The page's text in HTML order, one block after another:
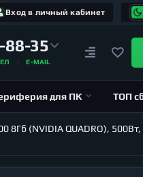
Вход в личный кабинет
88-35
E-MAIL
для ПК ТОП
8Гб (NVIDIA QUADRO),